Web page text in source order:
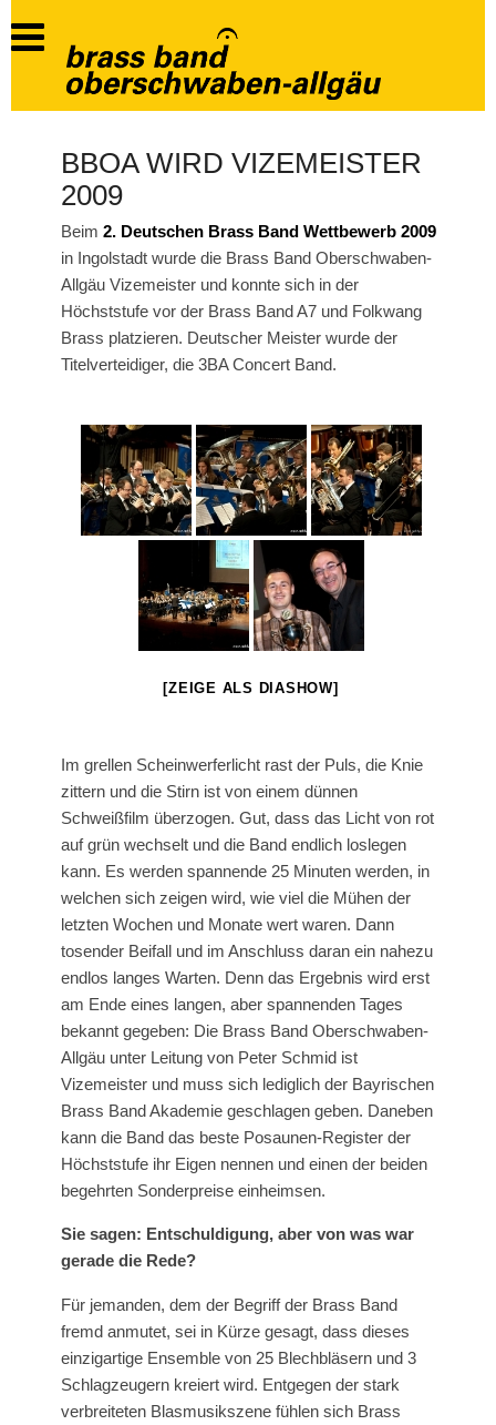
BBOA WIRD VIZEMEISTER
2009
Beim 2. Deutschen Brass Band Wettbewerb 2009
in Ingolstadt wurde die Brass Band Oberschwaben-
Allgäu Vizemeister und konnte sich in der
Höchststufe vor der Brass Band A7 und Folkwang
Brass platzieren. Deutscher Meister wurde der
Titelverteidiger, die 3BA Concert Band.
[ZEIGE ALS DIASHOW]
Im grellen Scheinwerferlicht rast der Puls, die Knie
zittern und die Stirn ist von einem dünnen
Schweißfilm überzogen. Gut, dass das Licht von rot
auf grün wechselt und die Band endlich loslegen
kann. Es werden spannende 25 Minuten werden, in
welchen sich zeigen wird, wie viel die Mühen der
letzten Wochen und Monate wert waren. Dann
tosender Beifall und im Anschluss daran ein nahezu
endlos langes Warten. Denn das Ergebnis wird erst
am Ende eines langen, aber spannenden Tages
bekannt gegeben: Die Brass Band Oberschwaben-
Allgäu unter Leitung von Peter Schmid ist
Vizemeister und muss sich lediglich der Bayrischen
Brass Band Akademie geschlagen geben. Daneben
kann die Band das beste Posaunen-Register der
Höchststufe ihr Eigen nennen und einen der beiden
begehrten Sonderpreise einheimsen.
Sie sagen: Entschuldigung, aber von was war
gerade die Rede?
Für jemanden, dem der Begriff der Brass Band
fremd anmutet, sei in Kürze gesagt, dass dieses
einzigartige Ensemble von 25 Blechbläsern und 3
Schlagzeugern kreiert wird. Entgegen der stark
verbreiteten Blasmusikszene fühlen sich Brass